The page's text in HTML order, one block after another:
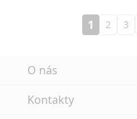
1 2 3
O nás
Kontakty